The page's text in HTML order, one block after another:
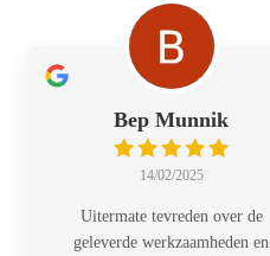
Bep Munnik
14/02/2025
Uitermate tevreden over de
geleverde werkzaamheden en